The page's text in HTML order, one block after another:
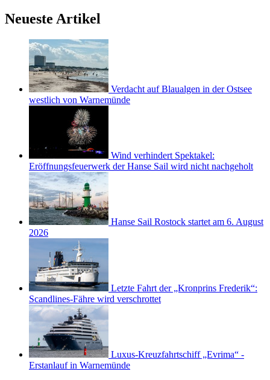
Neueste Artikel
Verdacht auf Blaualgen in der Ostsee
westlich von Warnemünde
Wind verhindert Spektakel:
Eröffnungsfeuerwerk der Hanse Sail wird nicht nachgeholt
Hanse Sail Rostock startet am 6. August
2026
Letzte Fahrt der „Kronprins Frederik“:
Scandlines-Fähre wird verschrottet
Luxus-Kreuzfahrtschiff „Evrima“ -
Erstanlauf in Warnemünde